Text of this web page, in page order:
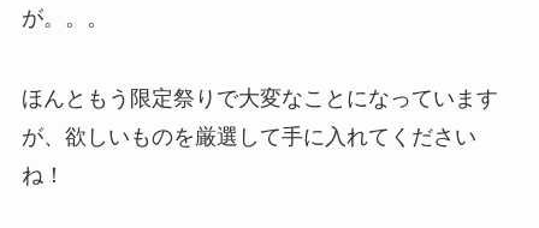
が。。。
ほんともう限定祭りで大変なことになっています
が、欲しいものを厳選して手に入れてください
ね！